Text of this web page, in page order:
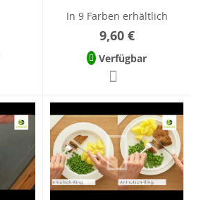
In 9 Farben erhältlich
9,60 €
Verfügbar